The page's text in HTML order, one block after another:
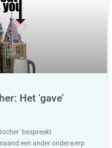
Het ‘gave’
bespreekt
een ander onderwerp